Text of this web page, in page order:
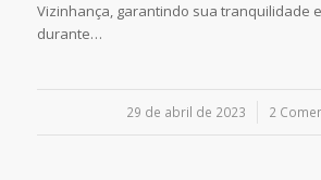
Vizinhança, garantindo sua tranquilidade
durante…
29 de abril de 2023
/ 2